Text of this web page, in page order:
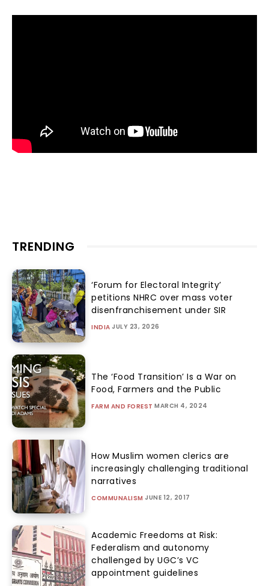
TRENDING
‘Forum for Electoral Integrity’
petitions NHRC over mass voter
disenfranchisement under SIR
INDIA JULY 23, 2026
The ‘Food Transition’ Is a War on
Food, Farmers and the Public
FARM AND FOREST MARCH 4, 2024
How Muslim women clerics are
increasingly challenging traditional
narratives
COMMUNALISM JUNE 12, 2017
Academic Freedoms at Risk:
Federalism and autonomy
challenged by UGC’s VC
appointment guidelines